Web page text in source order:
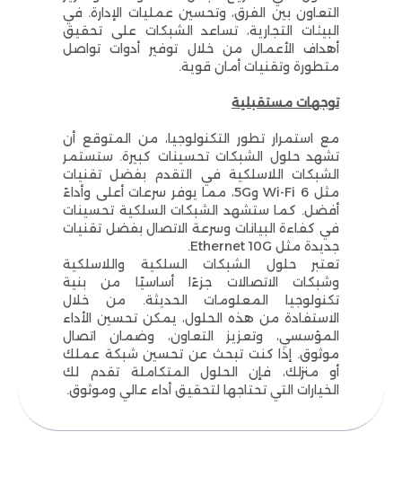
التعاون بين الفرق، وتحسين عمليات الإدارة. في
البيئات التجارية، تساعد الشبكات على تحقيق
أهداف الأعمال من خلال توفير أدوات تواصل
متطورة وتقنيات أمان قوية.
توجهات مستقبلية
مع استمرار تطور التكنولوجيا، من المتوقع أن
تشهد حلول الشبكات تحسينات كبيرة. ستستمر
الشبكات اللاسلكية في التقدم بفضل تقنيات
مثل Wi-Fi 6 و5G، مما يوفر سرعات أعلى وأداءً
أفضل. كما ستشهد الشبكات السلكية تحسينات
في كفاءة البيانات وسرعة الاتصال بفضل تقنيات
جديدة مثل Ethernet 10G.
تعتبر حلول الشبكات السلكية واللاسلكية
وشبكات الاتصالات جزءًا أساسيًا من بنية
تكنولوجيا المعلومات الحديثة. من خلال
الاستفادة من هذه الحلول، يمكن تحسين الأداء
المؤسسي، وتعزيز التعاون، وضمان اتصال
موثوق. إذا كنت تبحث عن تحسين شبكة عملك
أو منزلك، فإن الحلول المتكاملة تقدم لك
الخيارات التي تحتاجها لتحقيق أداء عالي وموثوق.